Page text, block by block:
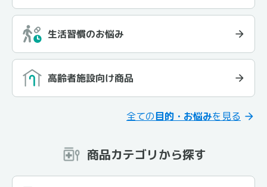
生活習慣のお悩み
高齢者施設向け商品
全ての目的・お悩みを見る
商品カテゴリから探す